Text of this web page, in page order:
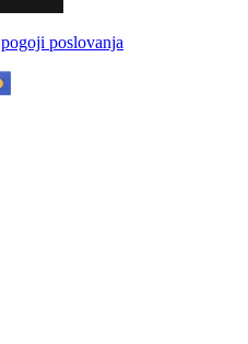
pogoji poslovanja